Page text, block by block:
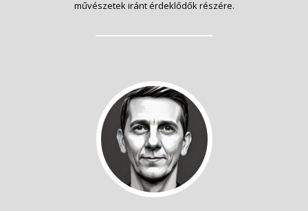
művészetek iránt érdeklődők részére.